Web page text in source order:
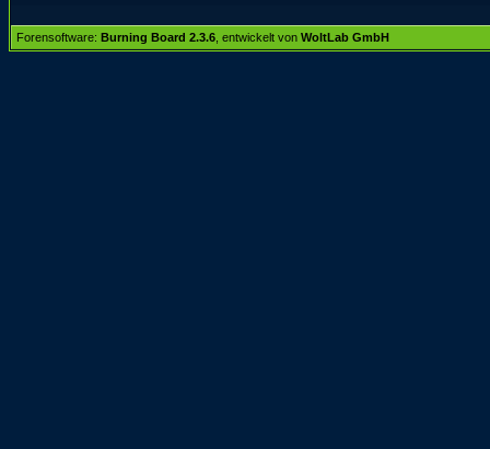
Forensoftware: Burning Board 2.3.6 , entwickelt von WoltLab GmbH